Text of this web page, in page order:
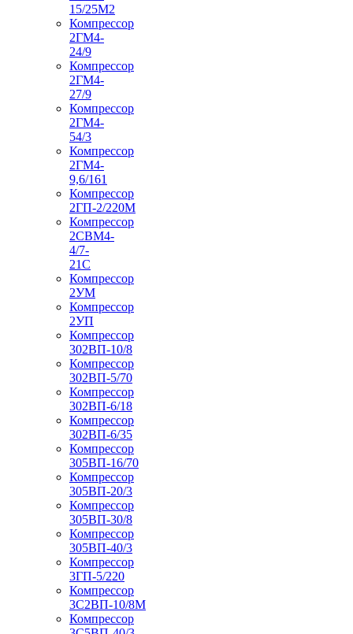
15/25М2
Компрессор
2ГМ4-
24/9
Компрессор
2ГМ4-
27/9
Компрессор
2ГМ4-
54/3
Компрессор
2ГМ4-
9,6/161
Компрессор
2ГП-2/220М
Компрессор
2СВМ4-
4/7-
21С
Компрессор
2УМ
Компрессор
2УП
Компрессор
302ВП-10/8
Компрессор
302ВП-5/70
Компрессор
302ВП-6/18
Компрессор
302ВП-6/35
Компрессор
305ВП-16/70
Компрессор
305ВП-20/3
Компрессор
305ВП-30/8
Компрессор
305ВП-40/3
Компрессор
3ГП-5/220
Компрессор
3С2ВП-10/8М
Компрессор